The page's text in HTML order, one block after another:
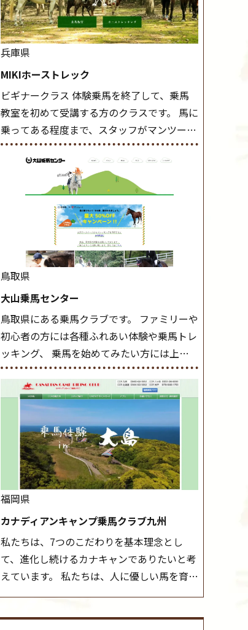
兵庫県
MIKIホーストレック
ビギナークラス 体験乗馬を終了して、乗馬
教室を初めて受講する方のクラスです。 馬に
乗ってある程度まで、スタッフがマンツーマ
ンで指導します。 また、馬に乗るだけでな
く、馬の手入れや馬装（鞍などを装着する）
もこのクラスで把握し、「馬に触れること」
にも慣れていきましょう。 スタートクラス
ビギナークラスで単独で軽速歩(けいはやあ
し)ができるようになったら スタートクラス
へ。 グループレッスンで馬のスピードを調
整しながら 軽速歩・正反撞(せいはんどう)を
学びます。 安定した手綱操作と軽速歩・正反
撞ができるようになれば 駈歩(かけあし)練習
に入ります。 ホップクラス スタートクラス
で常歩(なみあし)や 速歩、駈歩の初歩をマス
ターしたら、 次は部班にて駈歩を含めた誘
導練習を行いましょう。 ステップクラス ホ
ップクラスまでに練習したまとめをします。
三種歩法をマスターし、ワンランク上の扶助
操作や誘導方法を身につけましょう。 注意
事項 ◆馬場使用状況により、使用する馬場
はこちらで決定いたしますのでご了承くださ
い ◆基本は雨天決行ですが、落雷・強風等
のより、安全上急遽中止させていただく場合
がございます。 ◆三木ホースランドパークの
協議会や講習会等により、一部レッスンが中
止になる場合がございます。 その際、ご予約
いただいている皆様には事前にご連絡いたし
ます。MIKIホーストレックのツアーはこち
ら
鳥取県
大山乗馬センター
鳥取県にある乗馬クラブです。 ファミリーや
初心者の方には各種ふれあい体験や乗馬トレ
ッキング、 乗馬を始めてみたい方には上達
レッスンやお試し会員など、 一般の方に幅
広くお楽しみいただける施設を目指していま
す。 また、お手軽（低価格）に会員になった
り自分の馬を持つことのできる乗馬クラブで
もあり、 健康や趣味、スポーツ競技として、
老若男女様々な方が、日々乗馬をお楽しみい
ただいています。 なお、ゴールデンウィーク
と夏休み期間中は無休で営業していますの
馬センターの紹介記事はこちら
福岡県
カナディアンキャンプ乗馬クラブ九州
私たちは、7つのこだわりを基本理念とし
て、進化し続けるカナキャンでありたいと考
えています。 私たちは、人に優しい馬を育て